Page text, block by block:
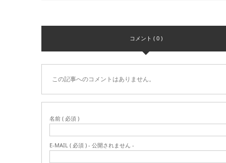
コメント ( 0 )
この記事へのコメントはありません。
名前 ( 必須 )
E-MAIL ( 必須 ) - 公開されません -